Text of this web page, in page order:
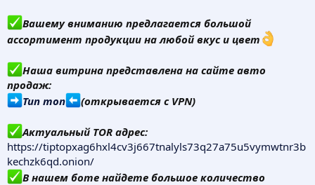
Вашему вниманию предлагается большой
ассортимент продукции на любой вкус и цвет
Наша витрина представлена на сайте авто
продаж:
Тип топ
(открывается с VPN)
Актуальный TOR адрес:
https://tiptopxag6hxl4cv3j667tnalyls73q27a75u5vymwtnr3b
kechzk6qd.onion/
В нашем боте найдете большое количество